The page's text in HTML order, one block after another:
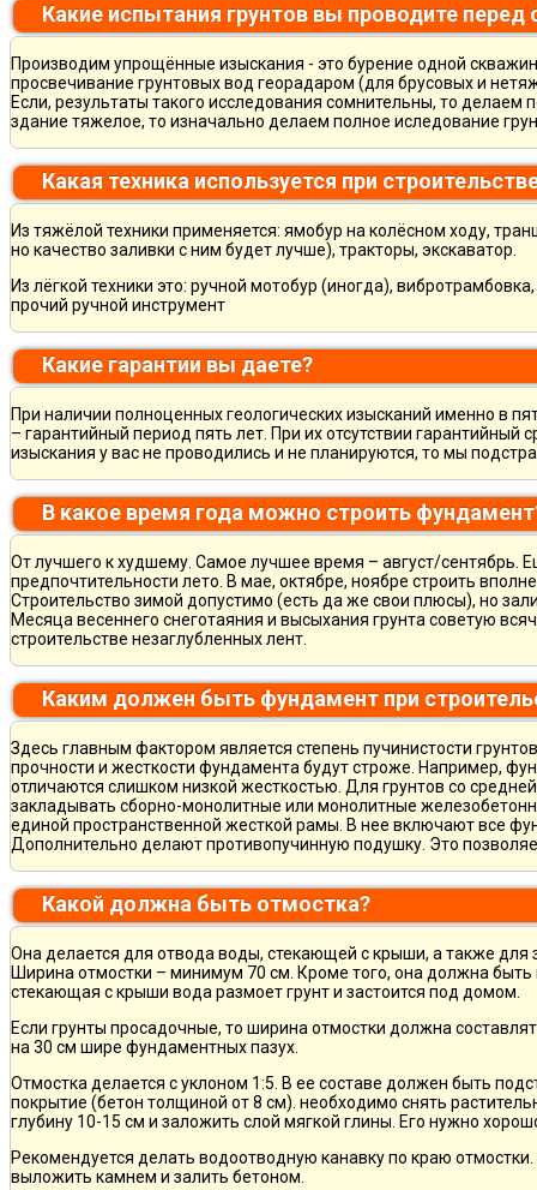
Какие испытания грунтов вы проводите перед
Производим упрощённые изыскания - это бурение одной
просвечивание грунтовых вод георадаром (для брусовых и
Если, результаты такого исследования сомнительны, то
здание тяжелое, то изначально делаем полное иследование
Какая техника используется при
Из тяжёлой техники применяется: ямобур на колёсном ходу,
но качество заливки с ним будет лучше), тракторы, экскаватор.
Из лёгкой техники это: ручной мотобур (иногда),
прочий ручной инструмент
Какие гарантии вы даете?
При наличии полноценных геологических изысканий именно в
– гарантийный период пять лет. При их отсутствии гарантийный
изыскания у вас не проводились и не планируются, то мы
В какое время года можно строить
От лучшего к худшему. Самое лучшее время – август/сентябрь.
предпочтительности лето. В мае, октябре, ноябре строить
Строительство зимой допустимо (есть да же свои плюсы), но
Месяца весеннего снеготаяния и высыхания грунта советую
строительстве незаглубленных лент.
Каким должен быть фундамент при
Здесь главным фактором является степень пучинистости
прочности и жесткости фундамента будут строже. Например,
отличаются слишком низкой жесткостью. Для грунтов со
закладывать сборно-монолитные или монолитные
единой пространственной жесткой рамы. В нее включают все
Дополнительно делают противопучинную подушку. Это
Какой должна быть отмостка?
Она делается для отвода воды, стекающей с крыши, а также для
Ширина отмостки – минимум 70 см. Кроме того, она должна быть
стекающая с крыши вода размоет грунт и застоится под домом.
Если грунты просадочные, то ширина отмостки должна
на 30 см шире фундаментных пазух.
Отмостка делается с уклоном 1:5. В ее составе должен быть
покрытие (бетон толщиной от 8 см). необходимо снять
глубину 10-15 см и заложить слой мягкой глины. Его нужно
Рекомендуется делать водоотводную канавку по краю
выложить камнем и залить бетоном.